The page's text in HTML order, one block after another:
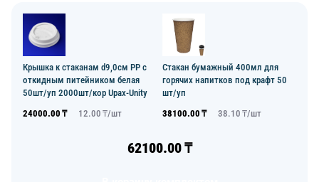
Крышка к стаканам d9,0см PP с
откидным питейником белая
50шт/уп 2000шт/кор Upax-Unity
24000.00 ₸ 12.00 ₸/шт
Стакан бумажный 400мл для
горячих напитков под крафт 50
шт/уп
38100.00 ₸ 38.10 ₸/шт
62100.00₸